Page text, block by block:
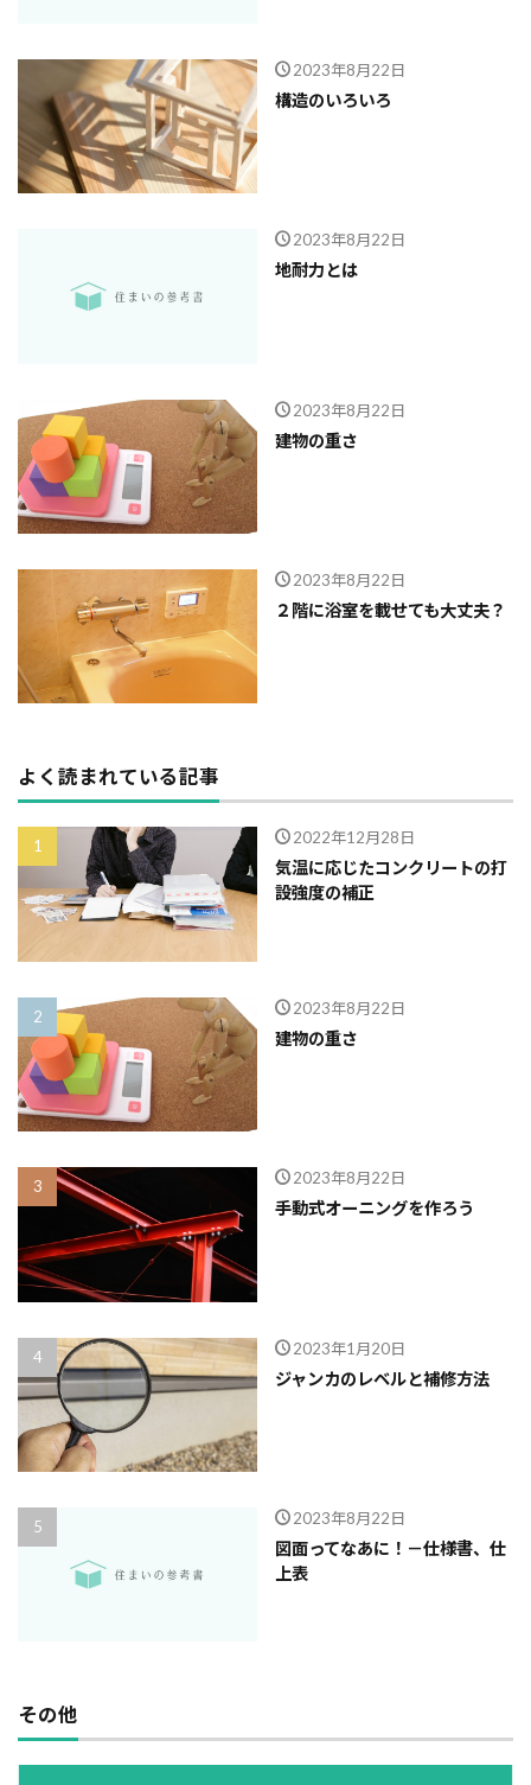
2023年8月22日
構造のいろいろ
2023年8月22日
地耐力とは
2023年8月22日
建物の重さ
2023年8月22日
２階に浴室を載せても大丈夫？
よく読まれている記事
2022年12月28日
気温に応じたコンクリートの打
設強度の補正
2023年8月22日
建物の重さ
2023年8月22日
手動式オーニングを作ろう
2023年1月20日
ジャンカのレベルと補修方法
2023年8月22日
図面ってなあに！－仕様書、仕
上表
その他